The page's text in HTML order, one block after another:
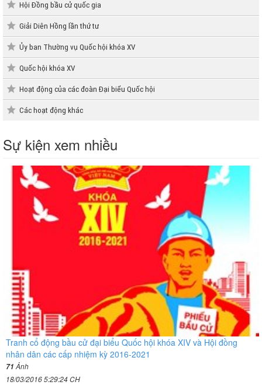
Hội Đồng bầu cử quốc gia
Giải Diên Hồng lần thứ tư
Ủy ban Thường vụ Quốc hội khóa XV
Quốc hội khóa XV
Hoạt động của các đoàn Đại biểu Quốc hội
Các hoạt động khác
Sự kiện xem nhiều
Tranh cổ động bầu cử đại biểu Quốc hội khóa XIV và Hội đồng
nhân dân các cấp nhiệm kỳ 2016-2021
71Ảnh
18/03/2016 5:29:24 CH